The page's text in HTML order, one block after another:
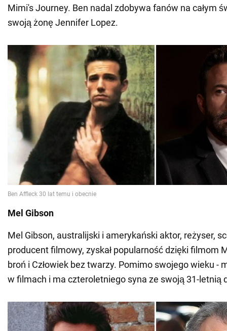
Mimi's Journey. Ben nadal zdobywa fanów na całym
swoją żonę Jennifer Lopez.
Mel Gibson
Mel Gibson, australijski i amerykański aktor, reżyser,
producent filmowy, zyskał popularność dzięki filmom
broń i Człowiek bez twarzy. Pomimo swojego wieku -
w filmach i ma czteroletniego syna ze swoją 31-letnią